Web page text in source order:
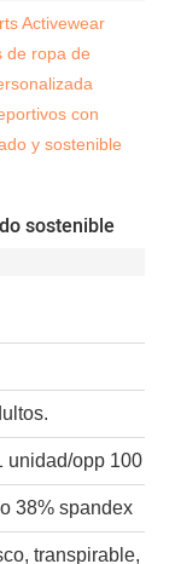
sostenible
unidad/opp 100
38% spandex
transpirable,